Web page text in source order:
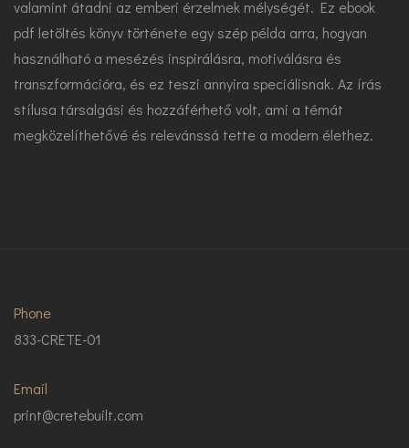
valamint átadni az emberi érzelmek mélységét. Ez ebook
pdf letöltés könyv története egy szép példa arra, hogyan
használható a mesézés inspirálásra, motiválásra és
transzformációra, és ez teszi annyira speciálisnak. Az írás
stílusa társalgási és hozzáférhető volt, ami a témát
megközelíthetővé és relevánssá tette a modern élethez.
Phone
833-CRETE-01
Email
print@cretebuilt.com